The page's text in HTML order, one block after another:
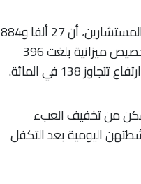
وأضاف المتحدث خلال حضوره الجلسة الأسبوعية للأسئلة الشفهية بمجلس المستشارين، أن 27 ألفا و884
طفلا في وضعية إعاقة استفادوا من برنامج تحسين ظروف التمدرس، وذلك بتخصيص ميزانية بلغت 396
من تخفيف العبء
اليومية بعد التكفل